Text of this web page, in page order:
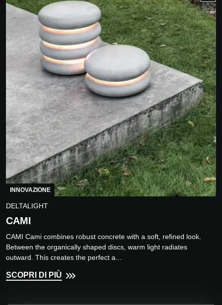
INNOVAZIONE
DELTALIGHT
CAMI
CAMI Cami combines robust concrete with a soft, refined look.
Between the organically shaped discs, warm light radiates
outward. This creates the perfect a...
SCOPRI DI PIÙ